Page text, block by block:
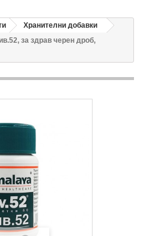
Хранителни добавки
за здрав черен дроб,